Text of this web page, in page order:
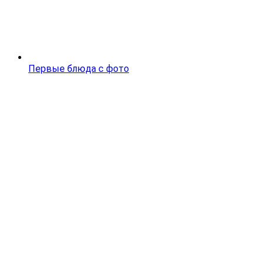
Первые блюда с фото